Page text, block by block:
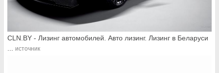
CLN.BY - Лизинг автомобилей. Авто лизинг. Лизинг в Беларуси
источник